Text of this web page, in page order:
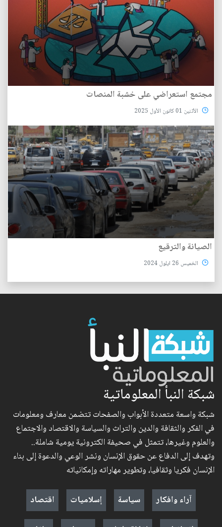
مجتمع‭ ‬استعراضي على‭ ‬خشبة‭ ‬المنصات
الأثنين 01 كانون الأول 2025
الصيانة‭ ‬والترقيع
الخميس 26 ايلول 2024
شبكة النبأ المعلوماتية
شبكة واسعة متعددة الأبواب والصفحات تتضمن معارف ومعلومات
في الفكر والثقافة والدين والتراث والسياسة والاقتصاد والاجتماع
والعلوم وغيرها، تتمثل في صحيفة الكترونية يومية شاملة..
وتهدف إلى الدفاع عن حقوق الإنسان ونشر الوعي والدعوة إلى بناء
الإنسان فكريا وثقافيا، وتطوير مهاراته وإمكانياته
آراء وافكار
سياسة إسلاميات
اقتصاد